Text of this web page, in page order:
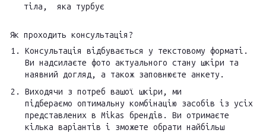
тіла, яка турбує
Як проходить консультація?
Консультація відбувається у текстовому форматі.
Ви надсилаєте фото актуального стану шкіри та
наявний догляд, а також заповнюєте анкету.
Виходячи з потреб вашої шкіри, ми
підбераємо оптимальну комбінацію засобів із усіх
представлених в Mikas брендів. Ви отримаєте
кілька варіантів і зможете обрати найбільш